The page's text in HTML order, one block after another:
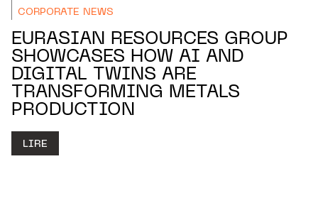
CORPORATE NEWS
EURASIAN RESOURCES GROUP
SHOWCASES HOW AI AND
DIGITAL TWINS ARE
TRANSFORMING METALS
PRODUCTION
LIRE